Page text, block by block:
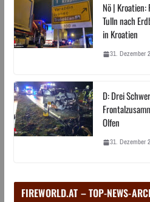
Nö | Kroatien:
Tulln nach
in Kroatien
31. Dezember
D: Drei
Olfen
31. Dezember
FIREWORLD.AT – TOP-NEWS-